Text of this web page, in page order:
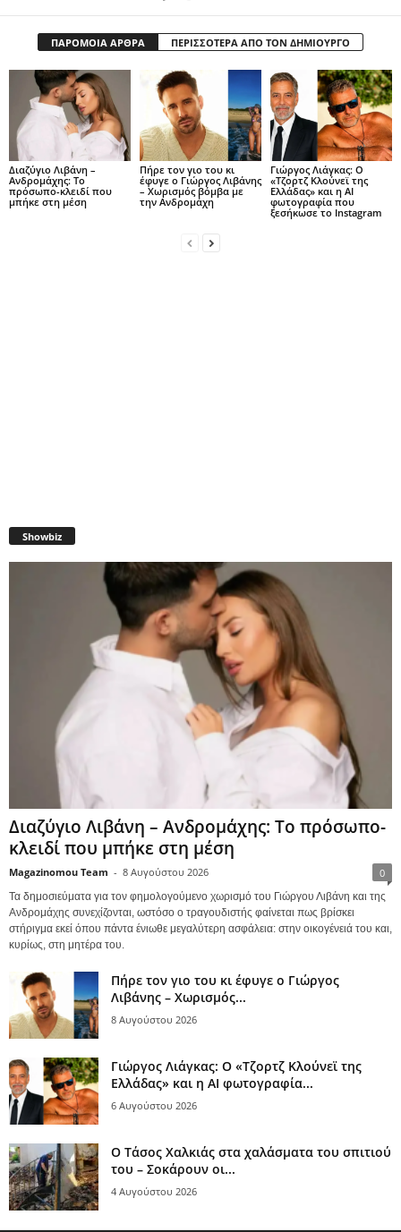
ΠΑΡΟΜΟΙΑ ΑΡΘΡΑ ΠΕΡΙΣΣΟΤΕΡΑ ΑΠΟ ΤΟΝ ΔΗΜΙΟΥΡΓΟ
Διαζύγιο Λιβάνη –
Ανδρομάχης: Το
πρόσωπο-κλειδί που
μπήκε στη μέση
Πήρε τον γιο του κι
έφυγε ο Γιώργος Λιβάνης
– Χωρισμός βόμβα με
την Ανδρομάχη
Γιώργος Λιάγκας: Ο
«Τζορτζ Κλούνεϊ της
Ελλάδας» και η AI
φωτογραφία που
ξεσήκωσε το Instagram
Showbiz
Διαζύγιο Λιβάνη – Ανδρομάχης: Το πρόσωπο-
κλειδί που μπήκε στη μέση
Magazinomou Team - 8 Αυγούστου 2026 0
Τα δημοσιεύματα για τον φημολογούμενο χωρισμό του Γιώργου Λιβάνη και της
Ανδρομάχης συνεχίζονται, ωστόσο ο τραγουδιστής φαίνεται πως βρίσκει
στήριγμα εκεί όπου πάντα ένιωθε μεγαλύτερη ασφάλεια: στην οικογένειά του και,
κυρίως, στη μητέρα του.
Πήρε τον γιο του κι έφυγε ο Γιώργος
Λιβάνης – Χωρισμός...
8 Αυγούστου 2026
Γιώργος Λιάγκας: Ο «Τζορτζ Κλούνεϊ της
Ελλάδας» και η AI φωτογραφία...
6 Αυγούστου 2026
Ο Τάσος Χαλκιάς στα χαλάσματα του σπιτιού
του – Σοκάρουν οι...
4 Αυγούστου 2026